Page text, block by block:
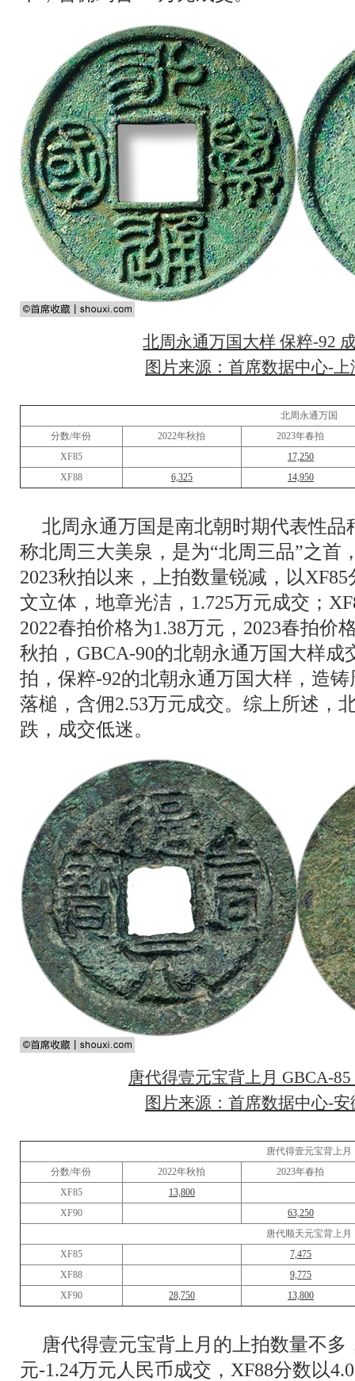
北周永通万国大样 保粹-92
图片来源：首席数据中心-
北周永通万国
分数/年份
2022年秋拍
2023年春拍
XF85
17,250
XF88
6,325 14,950
北周永通万国是南北朝时期代表性
称北周三大美泉，是为“北周三品”之首
2023秋拍以来，上拍数量锐减，以
文立体，地章光洁，1.725万元成交；
2022春拍价格为1.38万元，2023春拍价
秋拍，GBCA-90的北朝永通万国大样成
拍，保粹-92的北朝永通万国大样，造
落槌，含佣2.53万元成交。综上所述，
跌，成交低迷。
唐代得壹元宝背上月 GBCA-
图片来源：首席数据中心-
唐代得壹元宝背上月
分数/年份
2022年秋拍
2023年春拍
XF85
13,800
XF90
63,250
唐代顺天元宝背上月
XF85
7,475
XF88
9,775
XF90
28,750 13,800
唐代得壹元宝背上月的上拍数量不多
元-1.24万元人民币成交，XF88分数以